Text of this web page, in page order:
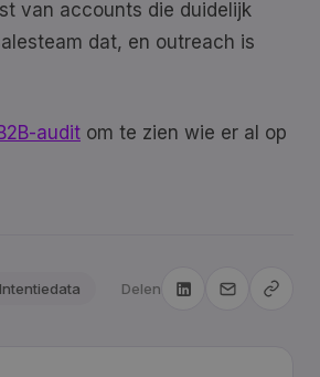
van accounts die duidelijk
dat, en outreach is
audit om te zien wie er al op
Intentiedata Delen